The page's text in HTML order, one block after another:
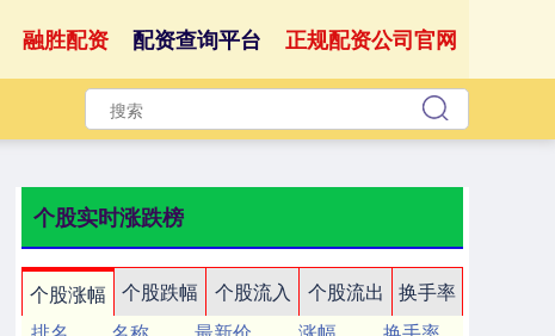
融胜配资 配资查询平台 正规配资公司官网
个股实时涨跌榜
个股涨幅 个股跌幅 个股流入 个股流出
换手率